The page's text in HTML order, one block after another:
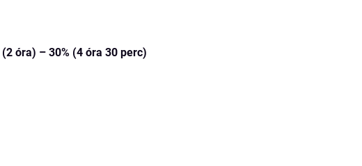
óra) – 30% (4 óra 30 perc)